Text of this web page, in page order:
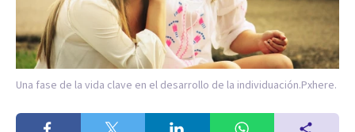
Una fase de la vida clave en el desarrollo de la individuación.Pxhere.